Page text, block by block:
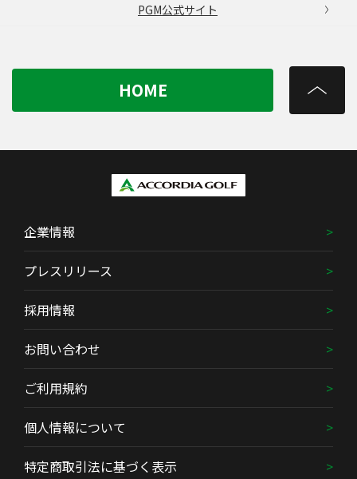
PGM公式サイト
HOME
企業情報
プレスリリース
採用情報
お問い合わせ
ご利用規約
個人情報について
特定商取引法に基づく表示